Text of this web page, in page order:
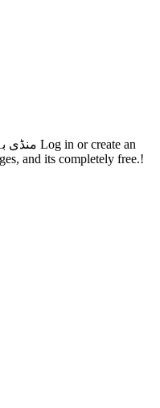
and its completely free.!